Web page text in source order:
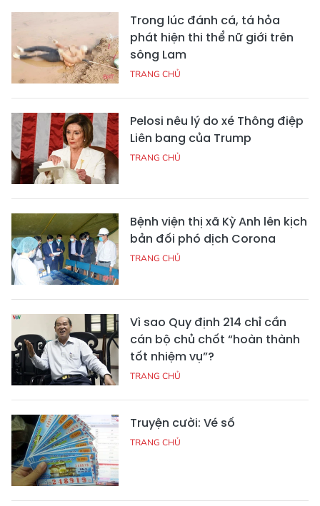
Trong lúc đánh cá, tá hỏa
phát hiện thi thể nữ giới trên
sông Lam
TRANG CHỦ
Pelosi nêu lý do xé Thông điệp
Liên bang của Trump
TRANG CHỦ
Bệnh viện thị xã Kỳ Anh lên kịch
bản đối phó dịch Corona
TRANG CHỦ
Vì sao Quy định 214 chỉ cần
cán bộ chủ chốt “hoàn thành
tốt nhiệm vụ”?
TRANG CHỦ
Truyện cười: Vé số
TRANG CHỦ